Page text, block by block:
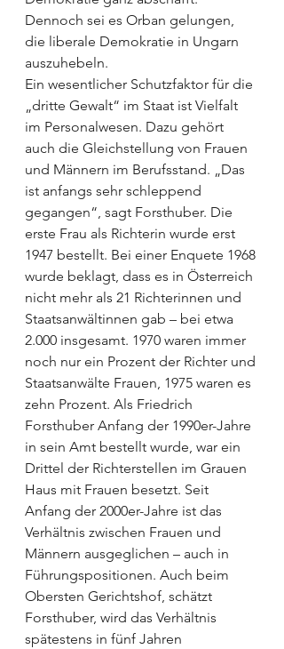
Dennoch sei es Orban gelungen,
die liberale Demokratie in Ungarn
auszuhebeln.
Ein wesentlicher Schutzfaktor für die
„dritte Gewalt“ im Staat ist Vielfalt
im Personalwesen. Dazu gehört
auch die Gleichstellung von Frauen
und Männern im Berufsstand. „Das
ist anfangs sehr schleppend
gegangen“, sagt Forsthuber. Die
erste Frau als Richterin wurde erst
1947 bestellt. Bei einer Enquete 1968
wurde beklagt, dass es in Österreich
nicht mehr als 21 Richterinnen und
Staatsanwältinnen gab – bei etwa
2.000 insgesamt. 1970 waren immer
noch nur ein Prozent der Richter und
Staatsanwälte Frauen, 1975 waren es
zehn Prozent. Als Friedrich
Forsthuber Anfang der 1990er-Jahre
in sein Amt bestellt wurde, war ein
Drittel der Richterstellen im Grauen
Haus mit Frauen besetzt. Seit
Anfang der 2000er-Jahre ist das
Verhältnis zwischen Frauen und
Männern ausgeglichen – auch in
Führungspositionen. Auch beim
Obersten Gerichtshof, schätzt
Forsthuber, wird das Verhältnis
spätestens in fünf Jahren